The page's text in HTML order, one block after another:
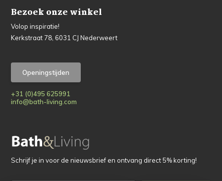
Bezoek onze winkel
Volop inspiratie!
Kerkstraat 78, 6031 CJ Nederweert
Openingstijden
+31 (0)495 625991
info@bath-living.com
Schrijf je in voor de nieuwsbrief en ontvang direct 5% korting!